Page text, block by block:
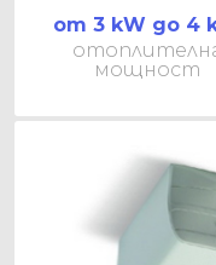
от 3 kW до 4
мощност